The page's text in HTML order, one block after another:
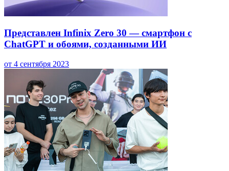
Представлен Infinix Zero 30 — смартфон с
ChatGPT и обоями, созданными ИИ
от 4 сентября 2023